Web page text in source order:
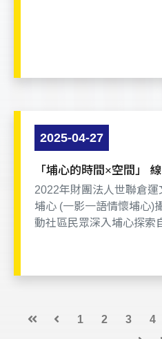
2025-04-27
「埔心的時間×空間」 線
創作記錄埔心 人
2022年財團法人世聯倉
埔心 (一影一語情懷埔心)
動社區民眾深入埔心探索
態。透過鏡頭捕捉在地故
1 2 3 4